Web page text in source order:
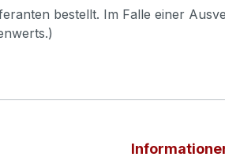
bestellt. Im Falle einer